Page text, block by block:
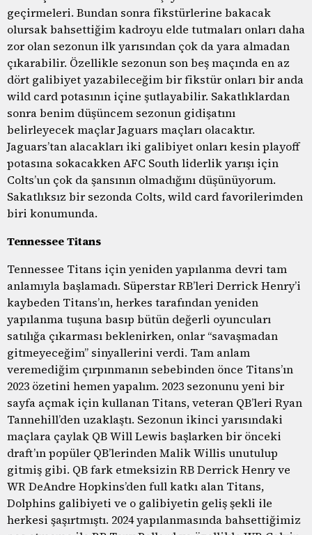
geçirmeleri. Bundan sonra fikstürlerine bakacak
olursak bahsettiğim kadroyu elde tutmaları onları daha
zor olan sezonun ilk yarısından çok da yara almadan
çıkarabilir. Özellikle sezonun son beş maçında en az
dört galibiyet yazabileceğim bir fikstür onları bir anda
wild card potasının içine şutlayabilir. Sakatlıklardan
sonra benim düşüncem sezonun gidişatını
belirleyecek maçlar Jaguars maçları olacaktır.
Jaguars’tan alacakları iki galibiyet onları kesin playoff
potasına sokacakken AFC South liderlik yarışı için
Colts’un çok da şansının olmadığını düşünüyorum.
Sakatlıksız bir sezonda Colts, wild card favorilerimden
biri konumunda.
Tennessee Titans
Tennessee Titans için yeniden yapılanma devri tam
anlamıyla başlamadı. Süperstar RB’leri Derrick Henry’i
kaybeden Titans’ın, herkes tarafından yeniden
yapılanma tuşuna basıp bütün değerli oyuncuları
satılığa çıkarması beklenirken, onlar “savaşmadan
gitmeyeceğim” sinyallerini verdi. Tam anlam
veremediğim çırpınmanın sebebinden önce Titans’ın
2023 özetini hemen yapalım. 2023 sezonunu yeni bir
sayfa açmak için kullanan Titans, veteran QB’leri Ryan
Tannehill’den uzaklaştı. Sezonun ikinci yarısındaki
maçlara çaylak QB Will Lewis başlarken bir önceki
draft’ın popüler QB’lerinden Malik Willis unutulup
gitmiş gibi. QB fark etmeksizin RB Derrick Henry ve
WR DeAndre Hopkins’den full katkı alan Titans,
Dolphins galibiyeti ve o galibiyetin geliş şekli ile
herkesi şaşırtmıştı. 2024 yapılanmasında bahsettiğimiz